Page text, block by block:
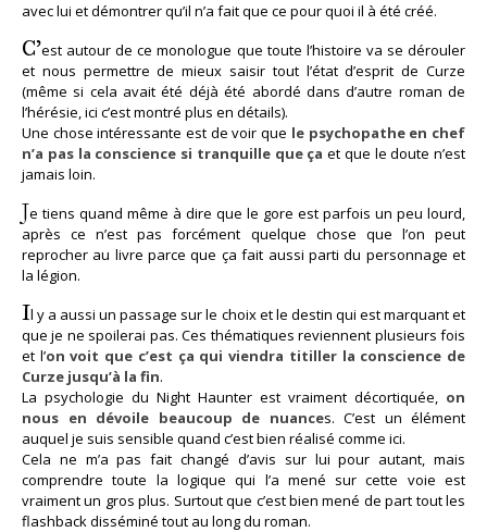
avec lui et démontrer qu’il n’a fait que ce pour quoi il à été créé.
C’est autour de ce monologue que toute l’histoire va se dérouler
et nous permettre de mieux saisir tout l’état d’esprit de Curze
(même si cela avait été déjà été abordé dans d’autre roman de
l’hérésie, ici c’est montré plus en détails).
Une chose intéressante est de voir que le psychopathe en chef
n’a pas la conscience si tranquille que ça et que le doute n’est
jamais loin.
Je tiens quand même à dire que le gore est parfois un peu lourd,
après ce n’est pas forcément quelque chose que l’on peut
reprocher au livre parce que ça fait aussi parti du personnage et
la légion.
Il y a aussi un passage sur le choix et le destin qui est marquant et
que je ne spoilerai pas. Ces thématiques reviennent plusieurs fois
et l’on voit que c’est ça qui viendra titiller la conscience de
Curze jusqu’à la fin.
La psychologie du Night Haunter est vraiment décortiquée, on
nous en dévoile beaucoup de nuances. C’est un élément
auquel je suis sensible quand c’est bien réalisé comme ici.
Cela ne m’a pas fait changé d’avis sur lui pour autant, mais
comprendre toute la logique qui l’a mené sur cette voie est
vraiment un gros plus. Surtout que c’est bien mené de part tout les
flashback disséminé tout au long du roman.